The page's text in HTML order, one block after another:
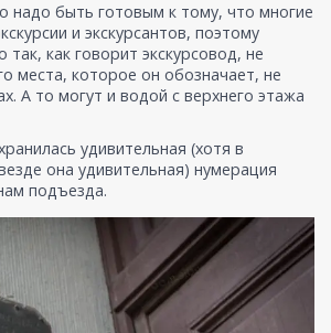
надо быть готовым к тому, что многие
и экскурсантов, поэтому
так, как говорит экскурсовод, не
места, которое он обозначает, не
А то могут и водой с верхнего этажа
удивительная (хотя в
она удивительная) нумерация
подъезда.